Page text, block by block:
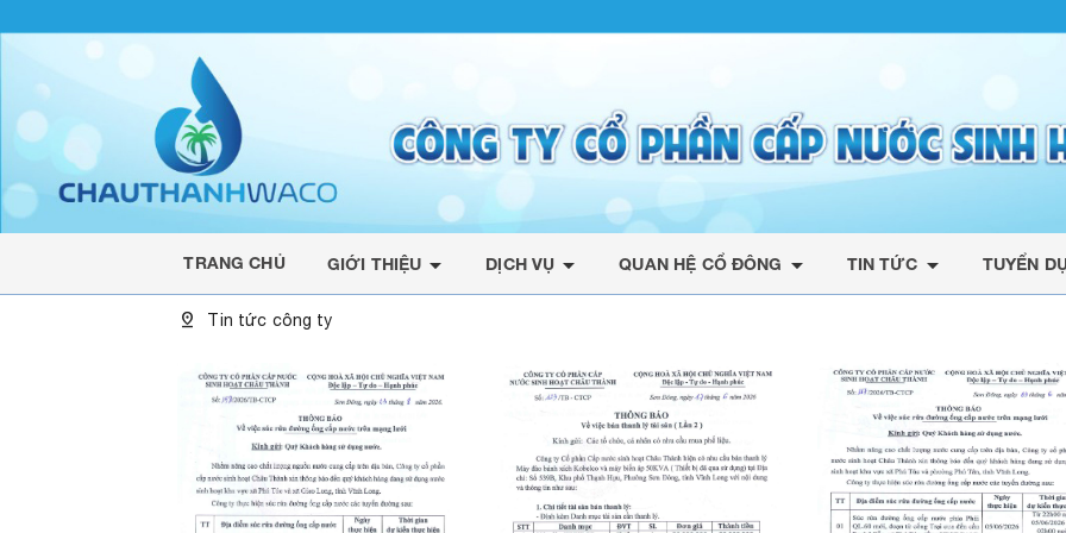
TRANG CHỦ GIỚI THIỆU arrow_drop_down DỊCH VỤ arrow_drop_down QUAN HỆ CỔ ĐÔNG arrow_drop_down TIN TỨC arrow_drop_down TUYỂN
pin_drop Tin tức công ty